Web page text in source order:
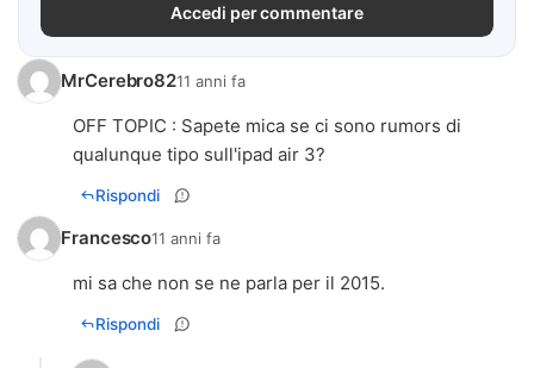
Accedi per commentare
MrCerebro8211 anni fa
OFF TOPIC : Sapete mica se ci sono rumors di
qualunque tipo sull'ipad air 3?
Rispondi
Francesco11 anni fa
mi sa che non se ne parla per il 2015.
Rispondi